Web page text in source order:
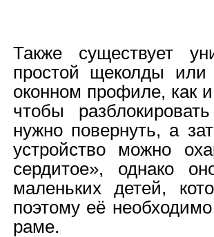
Также существует
простой щеколды
оконном профиле, как
чтобы
нужно повернуть, а
устройство можно
сердитое», однако
маленьких детей,
поэтому её
раме.